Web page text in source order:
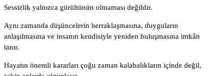
Sessizlik yalnızca gürültünün olmaması değildir.
Aynı zamanda düşüncelerin berraklaşmasına, duyguların
anlaşılmasına ve insanın kendisiyle yeniden buluşmasına imkân
tanır.
Hayatın önemli kararları çoğu zaman kalabalıkların içinde değil,